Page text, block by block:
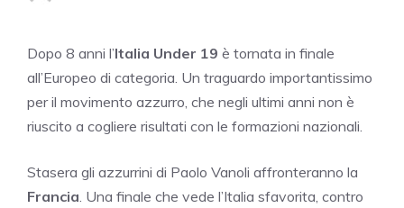
Dopo 8 anni l’Italia Under 19 è tornata in finale
all’Europeo di categoria. Un traguardo importantissimo
per il movimento azzurro, che negli ultimi anni non è
riuscito a cogliere risultati con le formazioni nazionali.
Stasera gli azzurrini di Paolo Vanoli affronteranno la
Francia. Una finale che vede l’Italia sfavorita, contro